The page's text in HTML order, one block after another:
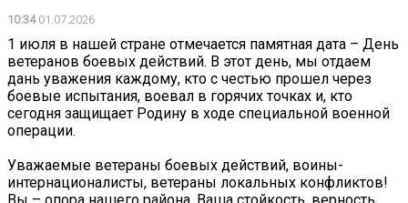
10:3401.07.2026
1 июля в нашей стране отмечается памятная дата – День
ветеранов боевых действий. В этот день, мы отдаем
дань уважения каждому, кто с честью прошел через
боевые испытания, воевал в горячих точках и, кто
сегодня защищает Родину в ходе специальной военной
операции.
Уважаемые ветераны боевых действий, воины-
интернационалисты, ветераны локальных конфликтов!